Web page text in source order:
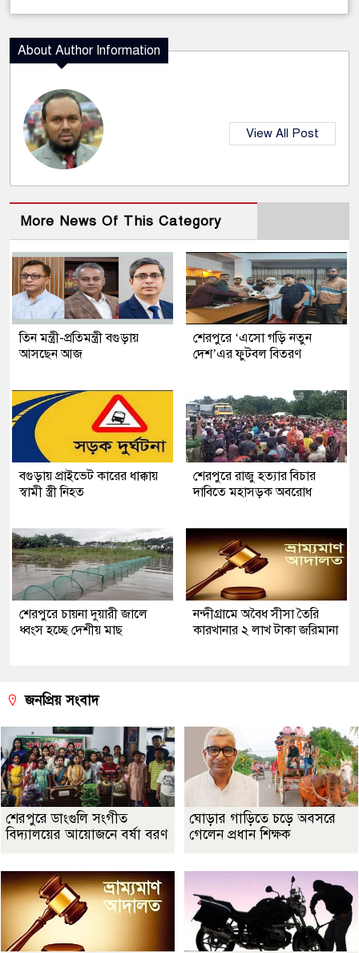
About Author Information
View All Post
More News Of This Category
তিন মন্ত্রী-প্রতিমন্ত্রী বগুড়ায়
আসছেন আজ
শেরপুরে ‘এসো গড়ি নতুন
দেশ’এর ফুটবল বিতরণ
বগুড়ায় প্রাইভেট কারের ধাক্কায়
স্বামী স্ত্রী নিহত
শেরপুরে রাজু হত্যার বিচার
দাবিতে মহাসড়ক অবরোধ
শেরপুরে চায়না দুয়ারী জালে
ধ্বংস হচ্ছে দেশীয় মাছ
নন্দীগ্রামে অবৈধ সীসা তৈরি
কারখানার ২ লাখ টাকা জরিমানা
জনপ্রিয় সংবাদ
শেরপুরে ডাংগুলি সংগীত
বিদ্যালয়ের আয়োজনে বর্ষা বরণ
ঘোড়ার গাড়িতে চড়ে অবসরে
গেলেন প্রধান শিক্ষক